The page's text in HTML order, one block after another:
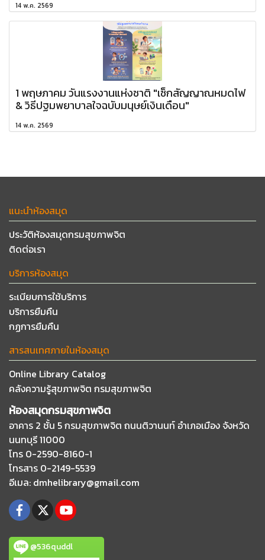
14 พ.ค. 2569
1 พฤษภาคม วันแรงงานแห่งชาติ "เช็กสัญญาณหมดไฟ
& วิธีปฐมพยาบาลใจฉบับมนุษย์เงินเดือน"
14 พ.ค. 2569
แนะนำห้องสมุด
ประวัติห้องสมุดกรมสุขภาพจิต
ติดต่อเรา
บริการห้องสมุด
ระเบียบการใช้บริการ
บริการยืมคืน
กฏการยืมคืน
สารสนเทศภายในห้องสมุด
Online Library Catalog
คลังความรู้สุขภาพจิต กรมสุขภาพจิต
ห้องสมุดกรมสุขภาพจิต
อาคาร 2 ชั้น 5 กรมสุขภาพจิต ถนนติวานนท์ อำเภอเมือง จังหวัด
นนทบุรี 11000
โทร 0-2590-8160-1
โทรสาร 0-2149-5539
อีเมล: dmhelibrary@gmail.com
@536quddl